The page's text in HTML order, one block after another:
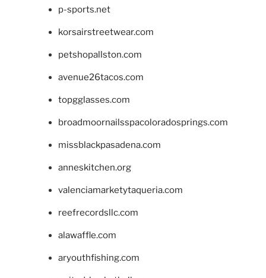
p-sports.net
korsairstreetwear.com
petshopallston.com
avenue26tacos.com
topgglasses.com
broadmoornailsspacoloradosprings.com
missblackpasadena.com
anneskitchen.org
valenciamarketytaqueria.com
reefrecordsllc.com
alawaffle.com
aryouthfishing.com